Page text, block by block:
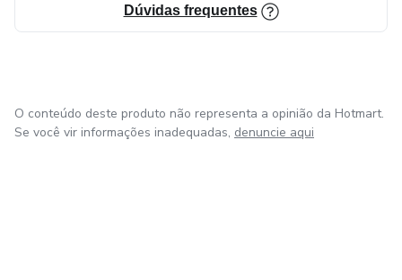
Dúvidas frequentes
O conteúdo deste produto não representa a opinião da Hotmart.
Se você vir informações inadequadas, denuncie aqui